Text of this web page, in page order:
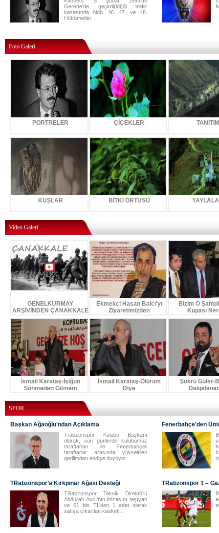
Gerede’de geçirdi(ldi)ği trafik
kazasında öldü. 46. 47. ve 48.
Hükümetler...
Foto Galeri
PORTRELER ÇİÇEKLER TANITIM
KUŞLAR BİTKİ ÖRTÜSÜ
Video Galeri
GENELKURMAY
ARŞİVİNDEN ÇANAKKALE
Ekmekçi Hasan Balcı'yı
Ziyaretimizden
Bizim O
Kupası
İsmail Karataş-İşiğun
Sönmeden Gitmem
İsmail Karataş-Ölürüm
Diye
Şükrü Güler-
SPOR
Başkan Ağaoğlu'ndan Açıklama
Trabzonspor Kulübü Başkanı
olarak, son günlerde kulübümüz
taraftarları ile Fenerbahçeli
taraftarlar arasında yükseltilen
gerilimden endişe duyuyor...
Fenerbahçe’den
TRabzonspor’a Kırkpınar Ağası Desteği
TRabzonspor Teknik Direktörü
Abdullah Avcı’nın imzasını taşıyan
ve 61 bin TL’den 1 adet olarak
satışa çıkarılan kasketi...
TRabzonspor 1 –